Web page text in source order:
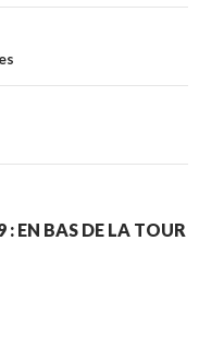
: EN BAS DE LA TOUR